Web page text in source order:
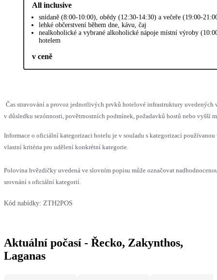
All inclusive
snídaně (8:00-10:00), obědy (12:30-14:30) a večeře (19:00-
lehké občerstvení během dne, kávu, čaj
nealkoholické a vybrané alkoholické nápoje místní výroby
hotelem
v ceně
Čas stravování a provoz jednotlivých prvků hotelové infrastruktury uvedených
v důsledku sezónnosti, povětrnostních podmínek, požadavků hostů nebo vyšší
Informace o oficiální kategorizaci hotelu je v souladu s kategorizací používanou
vlastní kritéria pro udělení konkrétní kategorie.
Polovina hvězdičky uvedená ve slovním popisu může označovat
srovnání s oficiální kategorií.
Kód nabídky: ZTH2POS
Aktuální počasí - Řecko, Zakynthos,
Laganas